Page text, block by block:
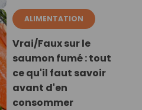
ALIMENTATION
Vrai/Faux sur le
saumon fumé : tout
ce qu'il faut savoir
avant d'en
consommer